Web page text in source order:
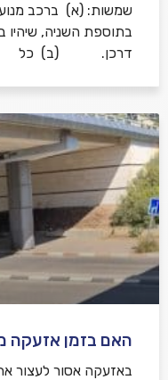
שמשות: (א) ברכב
בתוספת השניה, שיהיו
דרכן. (ב) כל
האם בזמן אזעקה
באזעקה אסור לעצור